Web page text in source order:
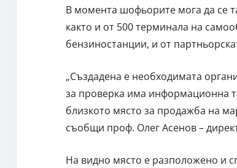
В момента шофьорите мога да се
както и от 500 терминала на
бензиностанции, и от
„Създадена е необходимата
за проверка има информационна
близкото място за продажба на
съобщи проф. Олег Асенов –
На видно място е разположено и